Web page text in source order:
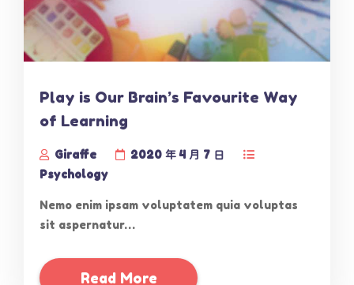
Play is Our Brain’s Favourite Way
of Learning
Giraffe
2020 年 4 月 7 日
Psychology
Nemo enim ipsam voluptatem quia voluptas
sit aspernatur…
Read More